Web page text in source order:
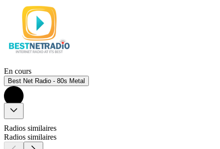
En cours
Best Net Radio - 80s Metal
Radios similaires
Radios similaires